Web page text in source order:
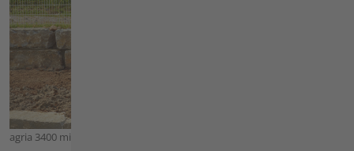
agria 3400 mit Fräse